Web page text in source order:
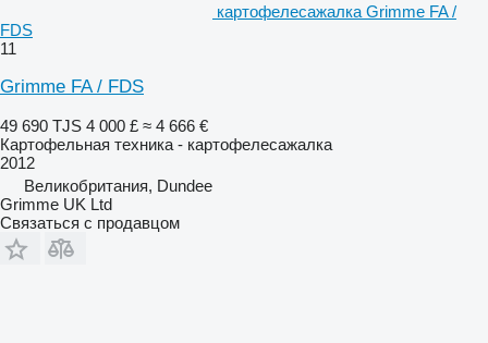
картофелесажалка Grimme FA /
FDS
11
Grimme FA / FDS
49 690 TJS 4 000 £ ≈ 4 666 €
Картофельная техника - картофелесажалка
2012
Великобритания, Dundee
Grimme UK Ltd
Связаться с продавцом